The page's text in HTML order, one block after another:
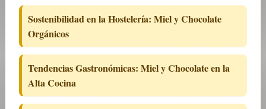
Sostenibilidad en la Hostelería: Miel y Chocolate
Orgánicos
Tendencias Gastronómicas: Miel y Chocolate en la
Alta Cocina